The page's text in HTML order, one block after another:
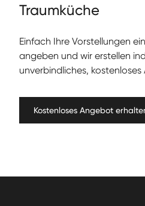
Traumküche
Ein­fach Ihre Vorstel­lun­gen
angeben und wir erstellen
unverbindliches,
Kostenloses Angebot